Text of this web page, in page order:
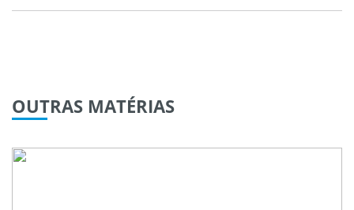
OUTRAS MATÉRIAS